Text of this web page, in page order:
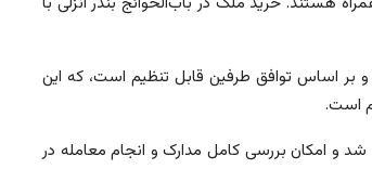
اساس توافق طرفین قابل تنظیم است، که این
است.
امکان بررسی کامل مدارک و انجام معامله در